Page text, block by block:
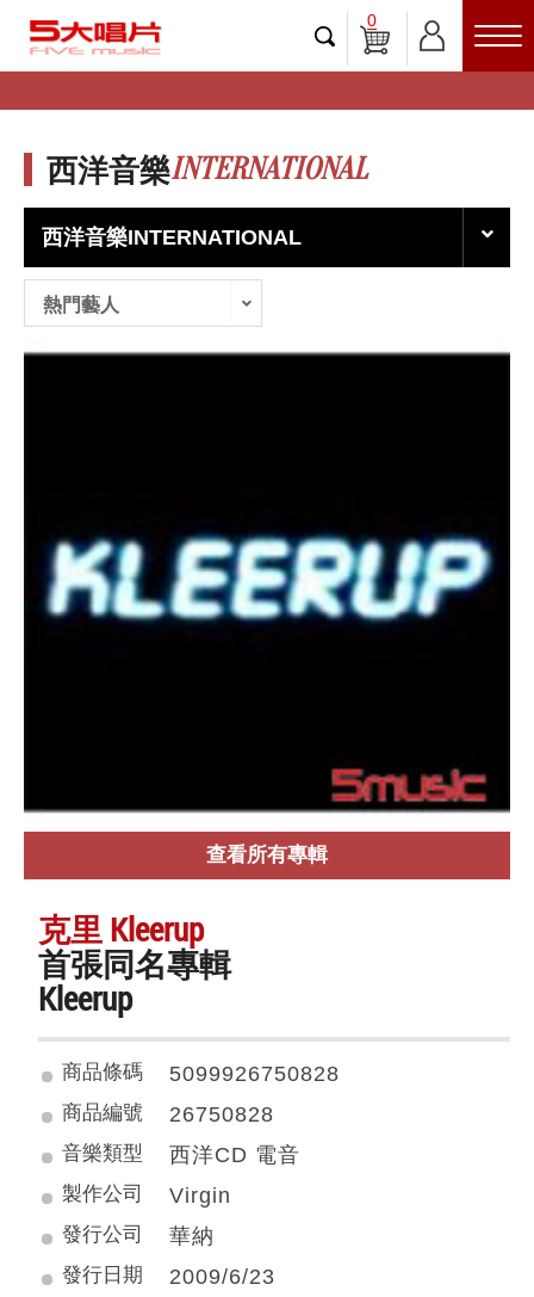
0
西洋音樂INTERNATIONAL
西洋音樂INTERNATIONAL
熱門藝人
查看所有專輯
克里 Kleerup
首張同名專輯
Kleerup
商品條碼 5099926750828
商品編號 26750828
音樂類型 西洋CD 電音
製作公司 Virgin
發行公司 華納
發行日期 2009/6/23